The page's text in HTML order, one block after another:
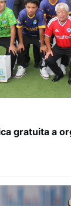
gratuita a